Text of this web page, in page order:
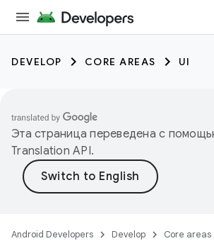
DEVELOP CORE AREAS UI
Эта страница переведена с
Translation API.
Android Developers Develop Core areas